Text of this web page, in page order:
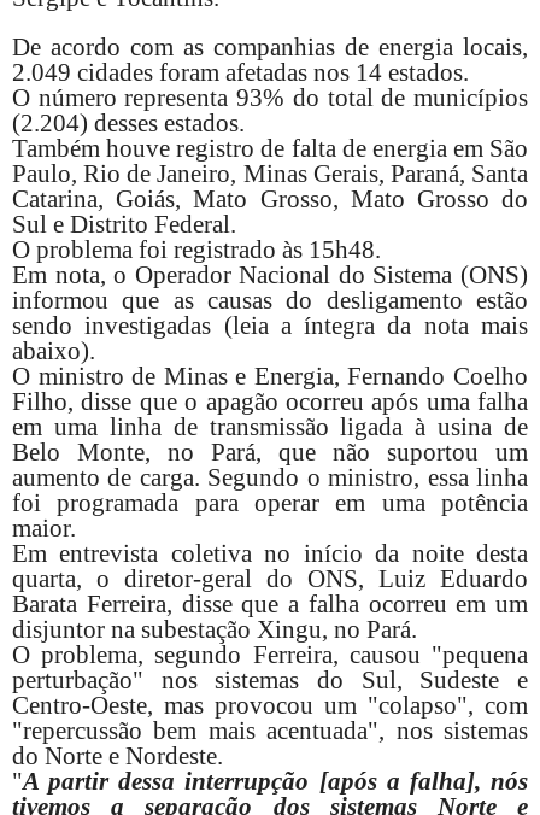
De acordo com as companhias de energia locais,
2.049 cidades foram afetadas nos 14 estados.
O número representa 93% do total de municípios
(2.204) desses estados.
Também houve registro de falta de energia em São
Paulo, Rio de Janeiro, Minas Gerais, Paraná, Santa
Catarina, Goiás, Mato Grosso, Mato Grosso do
Sul e Distrito Federal.
O problema foi registrado às 15h48.
Em nota, o Operador Nacional do Sistema (ONS)
informou que as causas do desligamento estão
sendo investigadas (leia a íntegra da nota mais
abaixo).
O ministro de Minas e Energia, Fernando Coelho
Filho, disse que o apagão ocorreu após uma falha
em uma linha de transmissão ligada à usina de
Belo Monte, no Pará, que não suportou um
aumento de carga. Segundo o ministro, essa linha
foi programada para operar em uma potência
maior.
Em entrevista coletiva no início da noite desta
quarta, o diretor-geral do ONS, Luiz Eduardo
Barata Ferreira, disse que a falha ocorreu em um
disjuntor na subestação Xingu, no Pará.
O problema, segundo Ferreira, causou "pequena
perturbação" nos sistemas do Sul, Sudeste e
Centro-Oeste, mas provocou um "colapso", com
"repercussão bem mais acentuada", nos sistemas
do Norte e Nordeste.
"A partir dessa interrupção [após a falha], nós
tivemos a separação dos sistemas Norte e